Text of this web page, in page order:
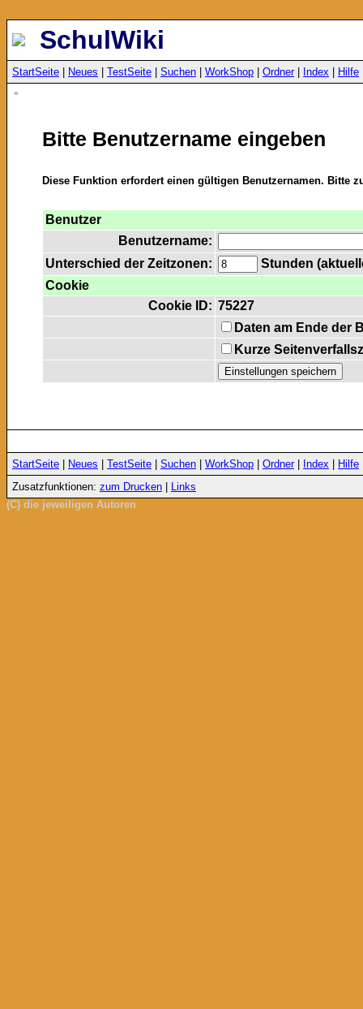
SchulWiki
StartSeite Neues TestSeite Suchen WorkShop Ordner| Index Hilfe
»
Bitte Benutzername eingeben
Diese Funktion erfordert einen gültigen Benutzernamen. Bitte
Benutzer
Benutzername:
Unterschied der Zeitzonen:
Stunden
Cookie
Cookie ID: 75227
Daten am Ende der
Kurze
StartSeite Neues TestSeite Suchen WorkShop Ordner| Index Hilfe
Zusatzfunktionen: zum Drucken
Links
(C) die jeweiligen Autoren